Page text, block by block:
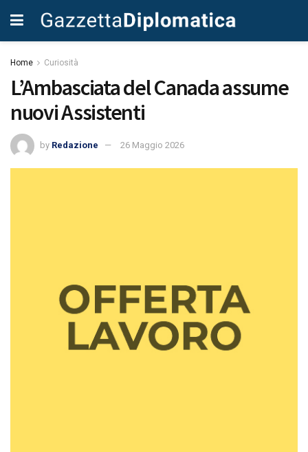
Home Curiosità
L’Ambasciata del Canada assume
nuovi Assistenti
by Redazione 26 Maggio 2026